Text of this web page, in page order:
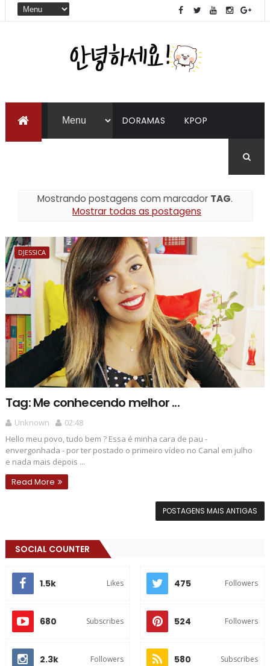
DORAMAS KPOP
Mostrando postagens com marcador TAG.
Mostrar todas as postagens
DJESSICA
Tag: Me conhecendo melhor ...
Unknown
02:48
Hello meu povo, tudo bem ? Essa é minha cara de pau -
envergonhada - por ter postado o primeiro vídeo no Canal em julho
e nada mais depois ...
Read More
POSTAGENS MAIS ANTIGAS
SOCIAL COUNTER
1.5k Likes 475 Followers
680 Subscribes 524 Followers
2.3k Followers 580 Subscribes